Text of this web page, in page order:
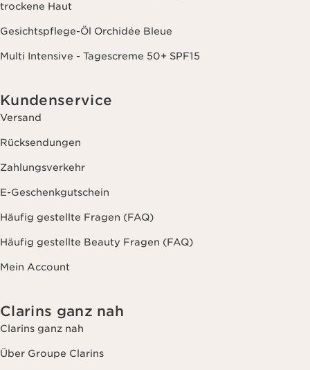
trockene Haut
Gesichtspflege-Öl Orchidée Bleue
Multi Intensive - Tagescreme 50+ SPF15
Kundenservice
Versand
Rücksendungen
Zahlungsverkehr
E-Geschenkgutschein
Häufig gestellte Fragen (FAQ)
Häufig gestellte Beauty Fragen (FAQ)
Mein Account
Clarins ganz nah
Clarins ganz nah
Über Groupe Clarins